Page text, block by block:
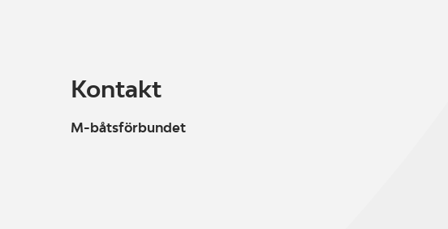
Kontakt
M-båtsförbundet